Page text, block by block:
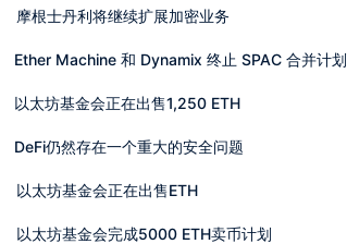
摩根士丹利将继续扩展加密业务
Ether Machine 和 Dynamix 终止 SPAC 合并计划
以太坊基金会正在出售1,250 ETH
DeFi仍然存在一个重大的安全问题
以太坊基金会正在出售ETH
以太坊基金会完成5000 ETH卖币计划